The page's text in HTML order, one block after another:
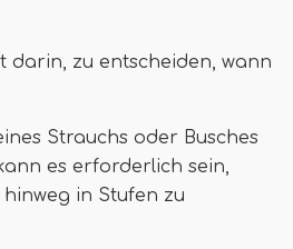
darin, zu entscheiden, wann
Strauchs oder Busches
es erforderlich sein,
in Stufen zu